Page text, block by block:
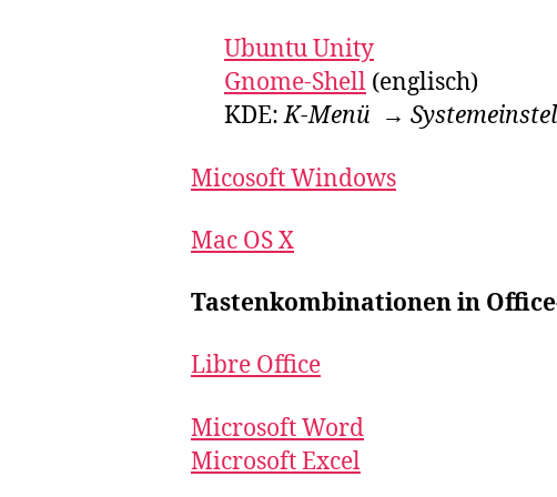
Ubuntu Unity
Gnome-Shell (englisch)
KDE:K-Menü →
Micosoft Windows
Mac OS X
Tastenkombinationen in
Libre Office
Microsoft Word
Microsoft Excel